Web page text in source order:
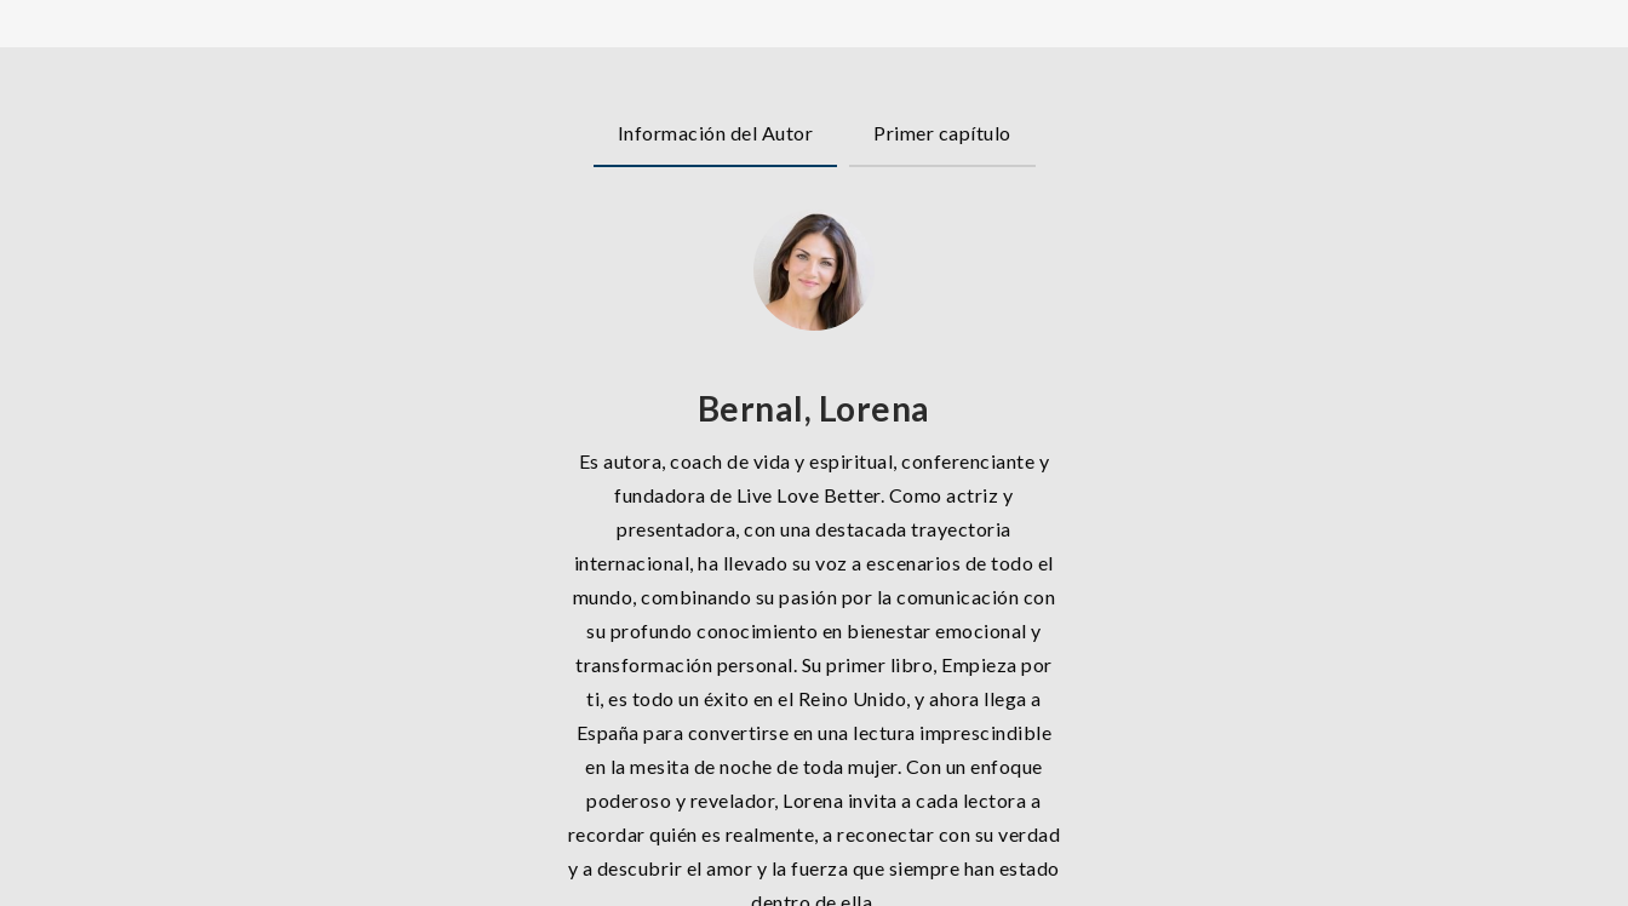
Información del Autor Primer capítulo
Bernal, Lorena
Es autora, coach de vida y espiritual, conferenciante y
fundadora de Live Love Better. Como actriz y
presentadora, con una destacada trayectoria
internacional, ha llevado su voz a escenarios de todo el
mundo, combinando su pasión por la comunicación con
su profundo conocimiento en bienestar emocional y
transformación personal. Su primer libro, Empieza por
ti, es todo un éxito en el Reino Unido, y ahora llega a
España para convertirse en una lectura imprescindible
en la mesita de noche de toda mujer. Con un enfoque
poderoso y revelador, Lorena invita a cada lectora a
recordar quién es realmente, a reconectar con su verdad
y a descubrir el amor y la fuerza que siempre han estado